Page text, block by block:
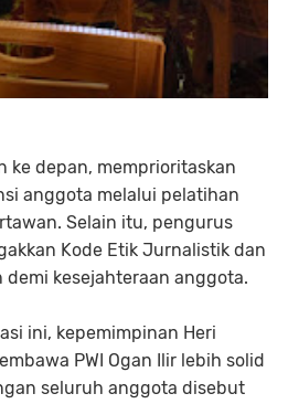
ke depan, memprioritaskan
anggota melalui pelatihan
Selain itu, pengurus
Kode Etik Jurnalistik dan
demi kesejahteraan anggota.
ini, kepemimpinan Heri
PWI Ogan Ilir lebih solid
seluruh anggota disebut